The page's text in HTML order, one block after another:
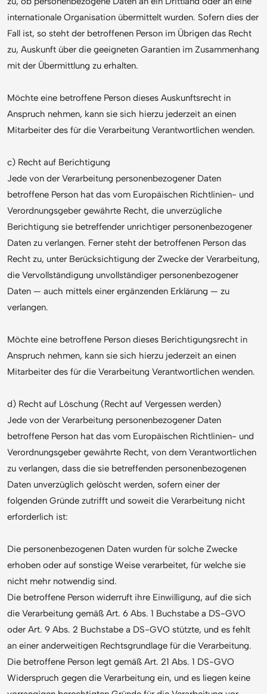
internationale Organisation übermittelt wurden. Sofern dies der
Fall ist, so steht der betroffenen Person im Übrigen das Recht
zu, Auskunft über die geeigneten Garantien im Zusammenhang
mit der Übermittlung zu erhalten.
Möchte eine betroffene Person dieses Auskunftsrecht in
Anspruch nehmen, kann sie sich hierzu jederzeit an einen
Mitarbeiter des für die Verarbeitung Verantwortlichen wenden.
c) Recht auf Berichtigung
Jede von der Verarbeitung personenbezogener Daten
betroffene Person hat das vom Europäischen Richtlinien- und
Verordnungsgeber gewährte Recht, die unverzügliche
Berichtigung sie betreffender unrichtiger personenbezogener
Daten zu verlangen. Ferner steht der betroffenen Person das
Recht zu, unter Berücksichtigung der Zwecke der Verarbeitung,
die Vervollständigung unvollständiger personenbezogener
Daten — auch mittels einer ergänzenden Erklärung — zu
verlangen.
Möchte eine betroffene Person dieses Berichtigungsrecht in
Anspruch nehmen, kann sie sich hierzu jederzeit an einen
Mitarbeiter des für die Verarbeitung Verantwortlichen wenden.
d) Recht auf Löschung (Recht auf Vergessen werden)
Jede von der Verarbeitung personenbezogener Daten
betroffene Person hat das vom Europäischen Richtlinien- und
Verordnungsgeber gewährte Recht, von dem Verantwortlichen
zu verlangen, dass die sie betreffenden personenbezogenen
Daten unverzüglich gelöscht werden, sofern einer der
folgenden Gründe zutrifft und soweit die Verarbeitung nicht
erforderlich ist:
Die personenbezogenen Daten wurden für solche Zwecke
erhoben oder auf sonstige Weise verarbeitet, für welche sie
nicht mehr notwendig sind.
Die betroffene Person widerruft ihre Einwilligung, auf die sich
die Verarbeitung gemäß Art. 6 Abs. 1 Buchstabe a DS-GVO
oder Art. 9 Abs. 2 Buchstabe a DS-GVO stützte, und es fehlt
an einer anderweitigen Rechtsgrundlage für die Verarbeitung.
Die betroffene Person legt gemäß Art. 21 Abs. 1 DS-GVO
Widerspruch gegen die Verarbeitung ein, und es liegen keine